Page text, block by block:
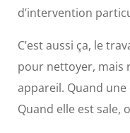
d’intervention
C’est aussi ça, le
pour nettoyer, mais
appareil. Quand
Quand elle est sale,